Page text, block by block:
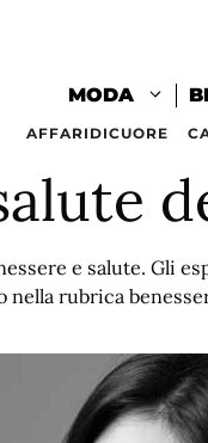
MODA
AFFARIDICUORE
e salute. Gli
nella rubrica